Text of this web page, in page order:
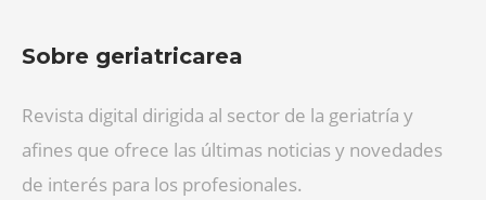
Sobre geriatricarea
Revista digital dirigida al sector de la geriatría y
afines que ofrece las últimas noticias y novedades
de interés para los profesionales.